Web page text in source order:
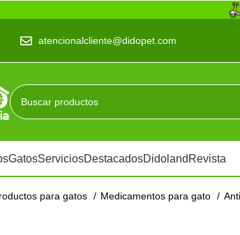
atencionalcliente@didopet.com
GatosServiciosDestacadosDidoland Revista
para gatos Medicamentos para gato